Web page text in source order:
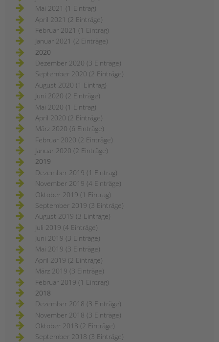
Mai 2021 (1 Eintrag)
April 2021 (2 Einträge)
Februar 2021 (1 Eintrag)
Januar 2021 (2 Einträge)
2020
Dezember 2020 (3 Einträge)
September 2020 (2 Einträge)
August 2020 (1 Eintrag)
Juni 2020 (2 Einträge)
Mai 2020 (1 Eintrag)
April 2020 (2 Einträge)
März 2020 (6 Einträge)
Februar 2020 (2 Einträge)
Januar 2020 (2 Einträge)
2019
Dezember 2019 (1 Eintrag)
November 2019 (4 Einträge)
Oktober 2019 (1 Eintrag)
September 2019 (3 Einträge)
August 2019 (3 Einträge)
Juli 2019 (4 Einträge)
Juni 2019 (3 Einträge)
Mai 2019 (3 Einträge)
April 2019 (2 Einträge)
März 2019 (3 Einträge)
Februar 2019 (1 Eintrag)
2018
Dezember 2018 (3 Einträge)
November 2018 (3 Einträge)
Oktober 2018 (2 Einträge)
September 2018 (3 Einträge)